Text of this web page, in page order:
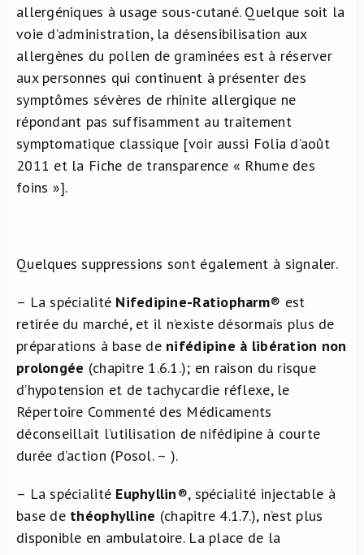
allergéniques à usage sous-cutané. Quelque soit la
voie d’administration, la désensibilisation aux
allergènes du pollen de graminées est à réserver
aux personnes qui continuent à présenter des
symptômes sévères de rhinite allergique ne
répondant pas suffisamment au traitement
symptomatique classique [voir aussi Folia d’août
2011 et la Fiche de transparence « Rhume des
foins »].
Quelques suppressions sont également à signaler.
– La spécialité Nifedipine-Ratiopharm® est
retirée du marché, et il n’existe désormais plus de
préparations à base de nifédipine à libération non
prolongée (chapitre 1.6.1.); en raison du risque
d’hypotension et de tachycardie réflexe, le
Répertoire Commenté des Médicaments
déconseillait l’utilisation de nifédipine à courte
durée d’action (Posol. – ).
– La spécialité Euphyllin®, spécialité injectable à
base de théophylline (chapitre 4.1.7.), n’est plus
disponible en ambulatoire. La place de la